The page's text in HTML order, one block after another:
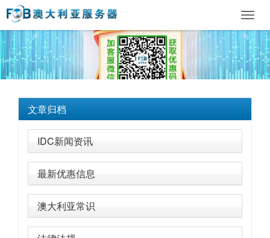
文章归档
IDC新闻资讯
最新优惠信息
澳大利亚常识